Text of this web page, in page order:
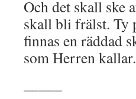
Och det skall ske
skall bli frälst. Ty
finnas en räddad
som Herren
——–